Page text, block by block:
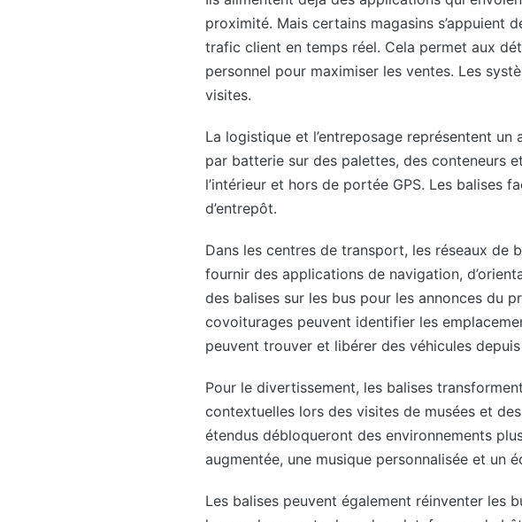
proximité. Mais certains magasins s’appuient
trafic client en temps réel. Cela permet aux
personnel pour maximiser les ventes. Les
visites.
La logistique et l’entreposage représentent
par batterie sur des palettes, des conteneurs
l’intérieur et hors de portée GPS. Les balises
d’entrepôt.
Dans les centres de transport, les réseaux de
fournir des applications de navigation,
des balises sur les bus pour les annonces du
covoiturages peuvent identifier les
peuvent trouver et libérer des véhicules
Pour le divertissement, les balises
contextuelles lors des visites de musées et
étendus débloqueront des environnements
augmentée, une musique personnalisée et un
Les balises peuvent également réinventer les